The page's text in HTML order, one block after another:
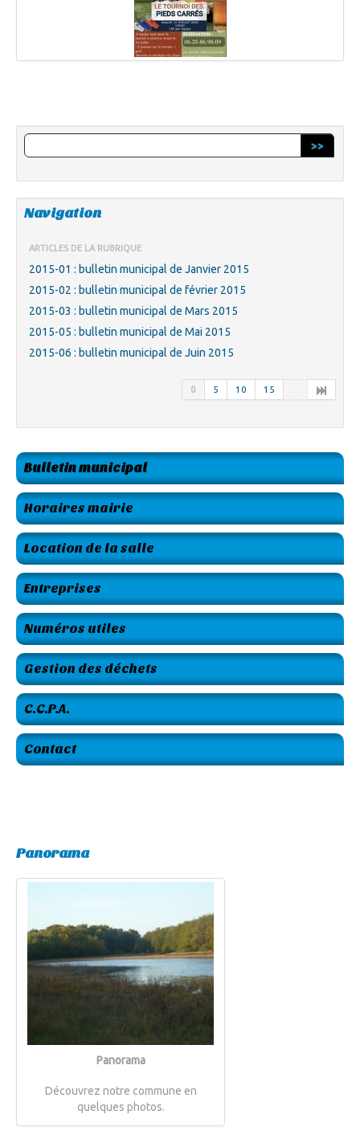
>>
Navigation
ARTICLES DE LA RUBRIQUE
2015-01 : bulletin municipal de Janvier 2015
2015-02 : bulletin municipal de février 2015
2015-03 : bulletin municipal de Mars 2015
2015-05 : bulletin municipal de Mai 2015
2015-06 : bulletin municipal de Juin 2015
0 5 10 15
Bulletin municipal
Horaires mairie
Location de la salle
Entreprises
Numéros utiles
Gestion des déchets
C.C.P.A.
Contact
Panorama
Panorama
Découvrez notre commune en
quelques photos.